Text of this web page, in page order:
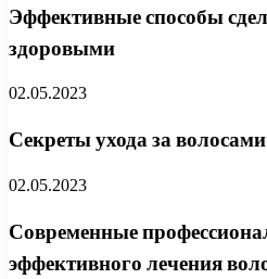
Эффективные способы
здоровыми
02.05.2023
Секреты ухода за
02.05.2023
Современные
эффективного лечения